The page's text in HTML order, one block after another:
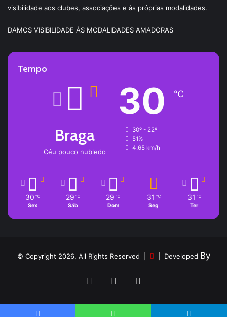
visibilidade aos clubes, associações e às próprias modalidades.
DAMOS VISIBILIDADE ÀS MODALIDADES AMADORAS
Tempo
Braga
Céu pouco nubledo
30 ℃
30º - 22º
51%
4.65 km/h
30 ℃
Sex
29 ℃
Sáb
29 ℃
Dom
31 ℃
Seg
31 ℃
Ter
© Copyright 2026, All Rights Reserved | | Developed By
FacebookYouTube